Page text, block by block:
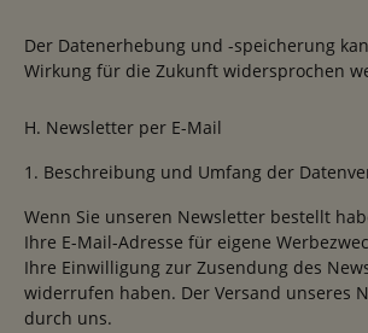
Der Datenerhebung und -speicherung
Wirkung für die Zukunft widersprochen
H. Newsletter per E-Mail
1. Beschreibung und Umfang der
Wenn Sie unseren Newsletter bestellt
Ihre E-Mail-Adresse für eigene
Ihre Einwilligung zur Zusendung des
widerrufen haben. Der Versand unseres
durch uns.